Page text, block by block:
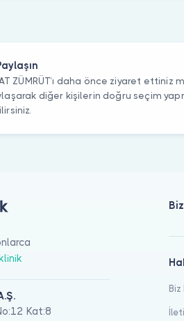
ZÜMRÜT’ı daha önce ziyaret ettiniz
diğer kişilerin doğru seçim
Kat:8
Biz